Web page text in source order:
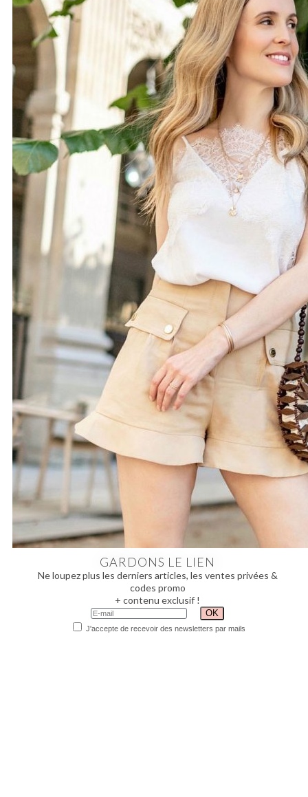
GARDONS LE LIEN
Ne loupez plus les derniers articles, les ventes privées &
codes promo
+ contenu exclusif !
J'accepte de recevoir des newsletters par mails